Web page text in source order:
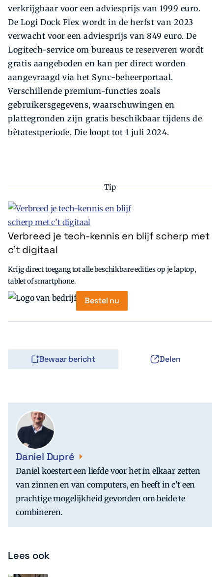
verkrijgbaar voor een adviesprijs van 1999 euro.
De Logi Dock Flex wordt in de herfst van 2023
verwacht voor een adviesprijs van 849 euro. De
Logitech-service om bureaus te reserveren wordt
gratis aangeboden en kan per direct worden
aangevraagd via het Sync-beheerportaal.
Verschillende premium-functies zoals
gebruikersgegevens, waarschuwingen en
plattegronden zijn gratis beschikbaar tijdens de
bètatestperiode. Die loopt tot 1 juli 2024.
Tip
Verbreed je tech-kennis en blijf scherp met
c’t digitaal
Krijg direct toegang tot alle beschikbare edities op je laptop,
tablet of smartphone.
Bestel nu
Bewaar bericht Delen
Daniel Dupré
Daniel koestert een liefde voor het in elkaar zetten
van zinnen en van computers, en heeft in c't een
prachtige mogelijkheid gevonden om beide te
combineren.
Lees ook